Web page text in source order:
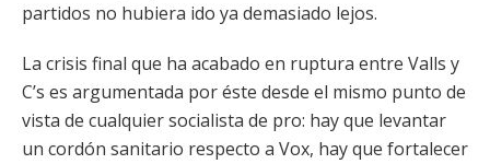
partidos no hubiera ido ya demasiado lejos.
La crisis final que ha acabado en ruptura entre Valls y
C’s es argumentada por éste desde el mismo punto de
vista de cualquier socialista de pro: hay que levantar
un cordón sanitario respecto a Vox, hay que fortalecer